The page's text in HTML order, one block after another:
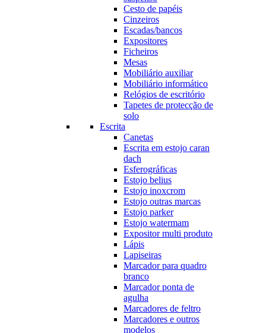
Cesto de papéis
Cinzeiros
Escadas/bancos
Expositores
Ficheiros
Mesas
Mobiliário auxiliar
Mobiliário informático
Relógios de escritório
Tapetes de protecção de
solo
Escrita
Canetas
Escrita em estojo caran
dach
Esferográficas
Estojo belius
Estojo inoxcrom
Estojo outras marcas
Estojo parker
Estojo watermam
Expositor multi produto
Lápis
Lapiseiras
Marcador para quadro
branco
Marcador ponta de
agulha
Marcadores de feltro
Marcadores e outros
modelos